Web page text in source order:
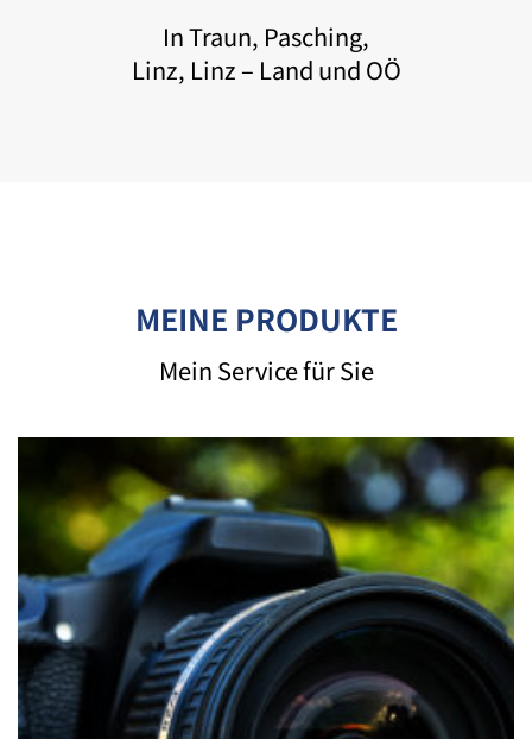
In Traun, Pasching,
Linz, Linz – Land und OÖ
MEINE PRODUKTE
Mein Service für Sie